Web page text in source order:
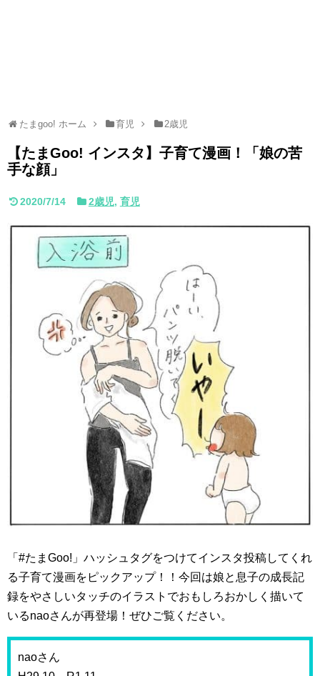
たまgoo! ホーム 育児 2歳児
【たまGoo! インスタ】子育て漫画！「娘の苦
手な顔」
2020/7/14 2歳児, 育児
「#たまGoo!」ハッシュタグをつけてインスタ投稿してくれ
る子育て漫画をピックアップ！！今回は娘と息子の成長記
録をやさしいタッチのイラストでおもしろおかしく描いて
いるnaoさんが再登場！ぜひご覧ください。
naoさん